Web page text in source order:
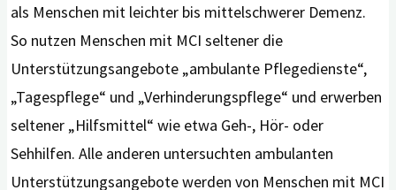
als Menschen mit leichter bis mittelschwerer Demenz.
So nutzen Menschen mit MCI seltener die
Unterstützungsangebote „ambulante Pflegedienste“,
„Tagespflege“ und „Verhinderungspflege“ und erwerben
seltener „Hilfsmittel“ wie etwa Geh-, Hör- oder
Sehhilfen. Alle anderen untersuchten ambulanten
Unterstützungsangebote werden von Menschen mit MCI